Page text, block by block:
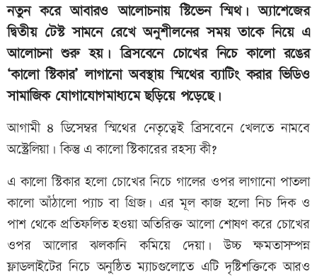
নতুন করে আবারও আলোচনায় স্টিভেন স্মিথ। অ্যাশেজের
দ্বিতীয় টেস্ট সামনে রেখে অনুশীলনের সময় তাকে নিয়ে এ
আলোচনা শুরু হয়। ব্রিসবেনে চোখের নিচে কালো রঙের
‘কালো স্টিকার’ লাগানো অবস্থায় স্মিথের ব্যাটিং করার ভিডিও
সামাজিক যোগাযোগমাধ্যমে ছড়িয়ে পড়েছে।
আগামী ৪ ডিসেম্বর স্মিথের নেতৃত্বেই ব্রিসবেনে খেলতে নামবে
অস্ট্রেলিয়া। কিন্তু এ কালো স্টিকারের রহস্য কী?
এ কালো স্টিকার হলো চোখের নিচে গালের ওপর লাগানো পাতলা
কালো আঁঠালো প্যাচ বা গ্রিজ। এর মূল কাজ হলো নিচ দিক ও
পাশ থেকে প্রতিফলিত হওয়া অতিরিক্ত আলো শোষণ করে চোখের
ওপর আলোর ঝলকানি কমিয়ে দেয়া। উচ্চ ক্ষমতাসম্পন্ন
ফ্লাডলাইটের নিচে অনুষ্ঠিত ম্যাচগুলোতে এটি দৃষ্টিশক্তিকে আরও